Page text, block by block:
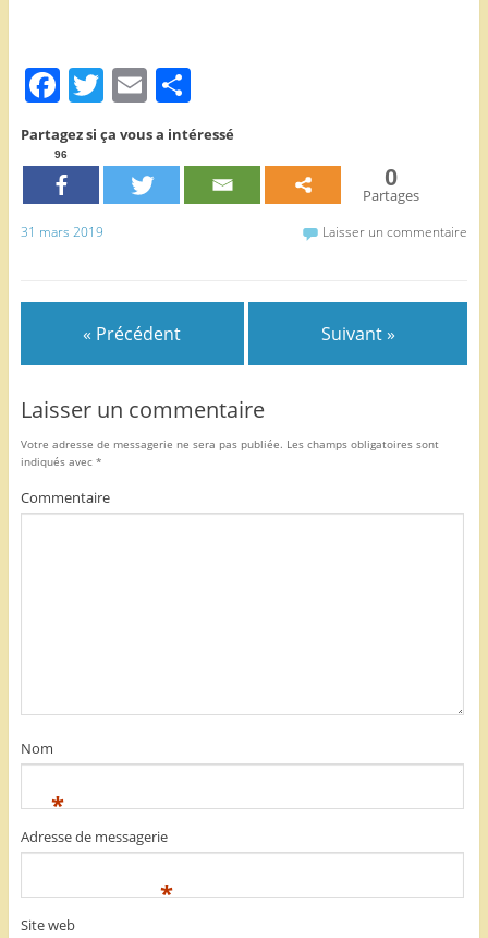
F
a
c
e
b
o
T
w
itt
er
E
m
ai
l
P
ar
ta
Partagez si ça vous a intéressé
96
0
Partages
31 mars 2019 Laisser un commentaire
« Précédent Suivant »
Laisser un commentaire
Votre adresse de messagerie ne sera pas publiée. Les champs obligatoires sont
indiqués avec *
Commentaire
Nom
*
Adresse de messagerie
*
Site web